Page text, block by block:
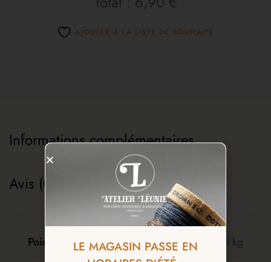
AJOUTER À LA LISTE DE SOUHAITS
Informations complémentaires
Avis (0)
Poids 005 kg
LE MAGASIN PASSE EN